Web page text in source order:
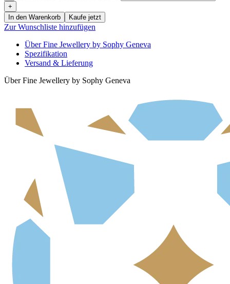
In den Warenkorb Kaufe jetzt
Zur Wunschliste hinzufügen
Über Fine Jewellery by Sophy Geneva
Spezifikation
Versand & Lieferung
Über Fine Jewellery by Sophy Geneva